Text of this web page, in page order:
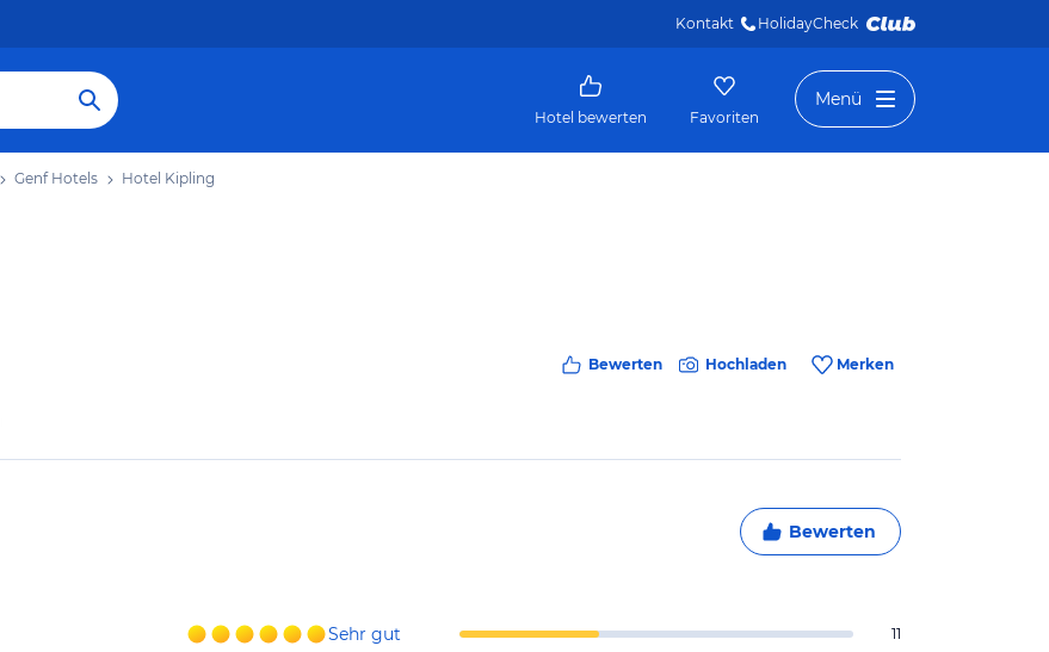
Kontakt HolidayCheck
Hotel bewerten Favoriten
Menü
Genf Hotels Hotel Kipling
Bewerten Hochladen Merken
Bewerten
Sehr gut 11